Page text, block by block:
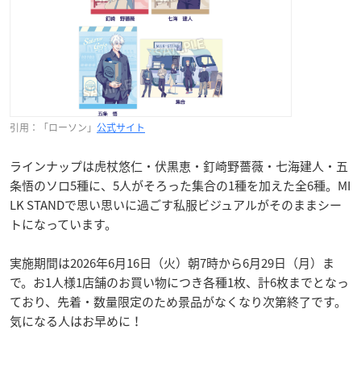
引用：「ローソン」 公式サイト
ラインナップは虎杖悠仁・伏黒恵・釘崎野薔薇・七海建人・五
条悟のソロ5種に、5人がそろった集合の1種を加えた全6種。MI
LK STANDで思い思いに過ごす私服ビジュアルがそのままシー
トになっています。
実施期間は2026年6月16日（火）朝7時から6月29日（月）ま
で。お1人様1店舗のお買い物につき各種1枚、計6枚までとなっ
ており、先着・数量限定のため景品がなくなり次第終了です。
気になる人はお早めに！